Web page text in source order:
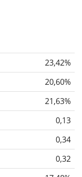
Wir
der Daten der
sehen kannst, ob
Zeit stärker
Informationen
von 1, 3 und 5
23,42%
20,60%
21,63%
0,13
0,34
0,32